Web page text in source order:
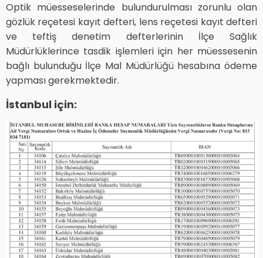
Optik müesseselerinde bulundurulması zorunlu olan
gözlük reçetesi kayıt defteri, lens reçetesi kayıt defteri
ve teftiş denetim defterlerinin İlçe Sağlık
Müdürlüklerince tasdik işlemleri için her müessesenin
bağlı bulunduğu İlçe Mal Müdürlüğü hesabına ödeme
yapması gerekmektedir.
İstanbul için: